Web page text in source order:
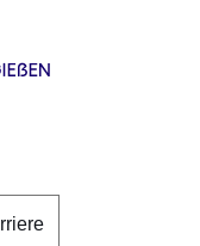
zum Kopf der
zum Inhalt
zum Fuß der